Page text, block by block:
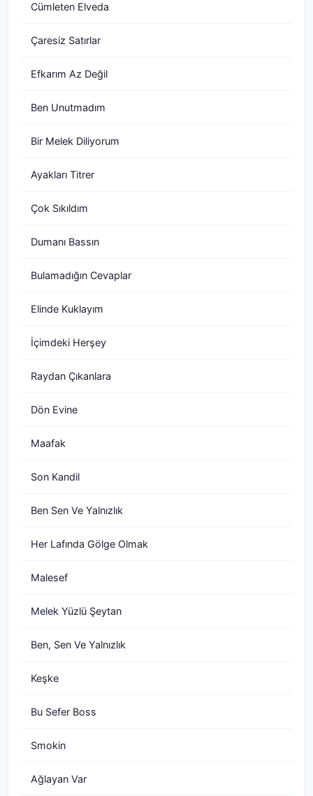
Cümleten Elveda
Çaresiz Satırlar
Efkarım Az Değil
Ben Unutmadım
Bir Melek Diliyorum
Ayakları Titrer
Çok Sıkıldım
Dumanı Bassın
Bulamadığın Cevaplar
Elinde Kuklayım
İçimdeki Herşey
Raydan Çıkanlara
Dön Evine
Maafak
Son Kandil
Ben Sen Ve Yalnızlık
Her Lafında Gölge Olmak
Malesef
Melek Yüzlü Şeytan
Ben, Sen Ve Yalnızlık
Keşke
Bu Sefer Boss
Smokin
Ağlayan Var